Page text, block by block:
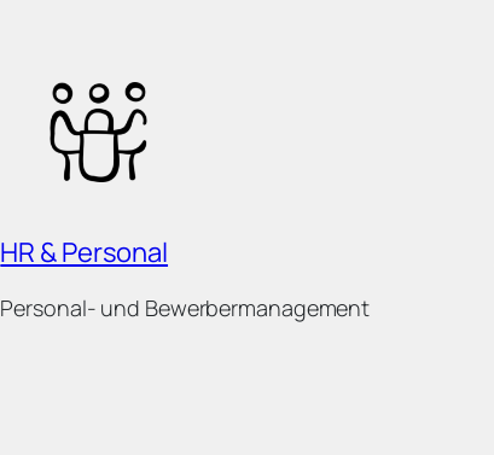
HR & Personal
Personal- und Bewerbermanagement